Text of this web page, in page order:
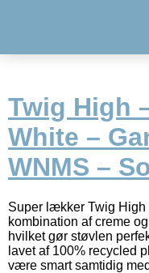
Twig High
White –
WNMS –
Super lækker Twig High
kombination af creme
hvilket gør støvlen
lavet af 100% recycled
være smart samtidig